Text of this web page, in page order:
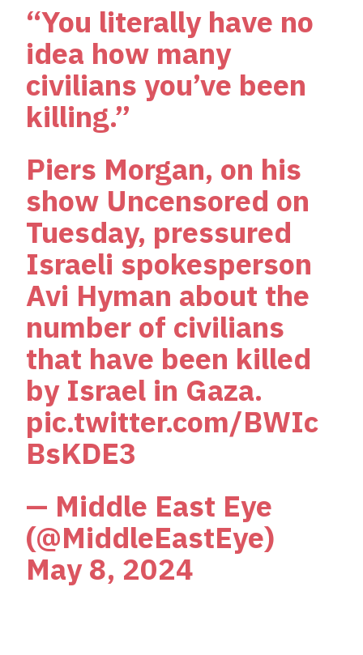
“You literally have no
idea how many
civilians you’ve been
killing.”
Piers Morgan, on his
show Uncensored on
Tuesday, pressured
Israeli spokesperson
Avi Hyman about the
number of civilians
that have been killed
by Israel in Gaza.
pic.twitter.com/BWIc
BsKDE3
— Middle East Eye
(@MiddleEastEye)
May 8, 2024